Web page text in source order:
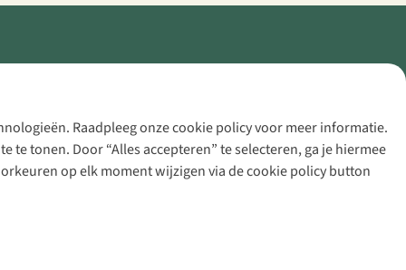
Raadpleeg onze cookie policy voor meer informatie.
tonen. Door “Alles accepteren” te selecteren, ga je hiermee
op elk moment wijzigen via de cookie policy button